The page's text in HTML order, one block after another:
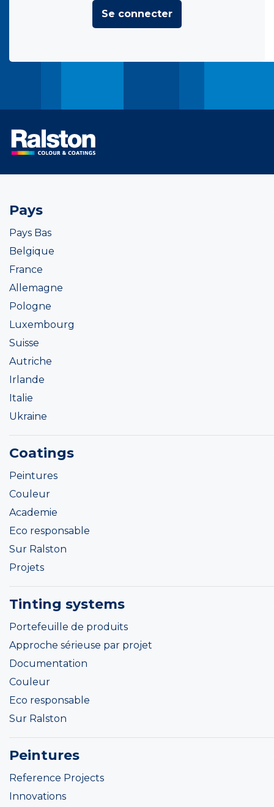
Se connecter
Pays
Pays Bas
Belgique
France
Allemagne
Pologne
Luxembourg
Suisse
Autriche
Irlande
Italie
Ukraine
Coatings
Peintures
Couleur
Academie
Eco responsable
Sur Ralston
Projets
Tinting systems
Portefeuille de produits
Approche sérieuse par projet
Documentation
Couleur
Eco responsable
Sur Ralston
Peintures
Reference Projects
Innovations